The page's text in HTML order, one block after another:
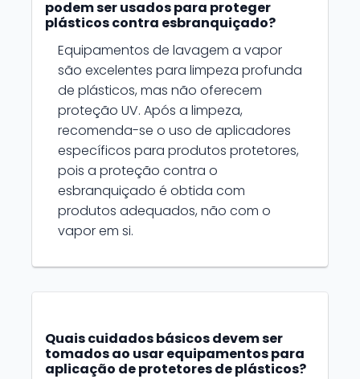
podem ser usados para proteger
plásticos contra esbranquiçado?
Equipamentos de lavagem a vapor
são excelentes para limpeza profunda
de plásticos, mas não oferecem
proteção UV. Após a limpeza,
recomenda-se o uso de aplicadores
específicos para produtos protetores,
pois a proteção contra o
esbranquiçado é obtida com
produtos adequados, não com o
vapor em si.
Quais cuidados básicos devem ser
tomados ao usar equipamentos para
aplicação de protetores de plásticos?